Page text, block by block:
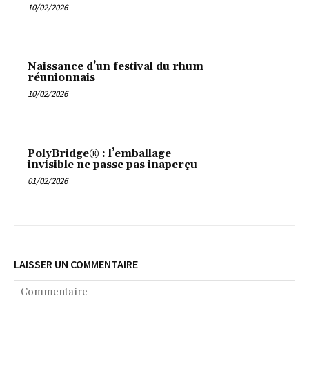
10/02/2026
Naissance d’un festival du rhum
réunionnais
10/02/2026
PolyBridge® : l’emballage
invisible ne passe pas inaperçu
01/02/2026
LAISSER UN COMMENTAIRE